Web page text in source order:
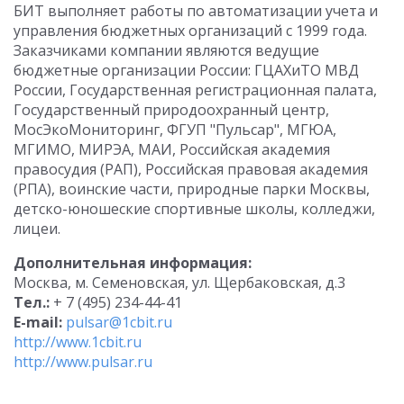
БИТ выполняет работы по автоматизации учета и
управления бюджетных организаций с 1999 года.
Заказчиками компании являются ведущие
бюджетные организации России: ГЦАХиТО МВД
России, Государственная регистрационная палата,
Государственный природоохранный центр,
МосЭкоМониторинг, ФГУП "Пульсар", МГЮА,
МГИМО, МИРЭА, МАИ, Российская академия
правосудия (РАП), Российская правовая академия
(РПА), воинские части, природные парки Москвы,
детско-юношеские спортивные школы, колледжи,
лицеи.
Дополнительная информация:
Москва, м. Семеновская, ул. Щербаковская, д.3
Тел.: + 7 (495) 234-44-41
E-mail: pulsar@1cbit.ru
http://www.1cbit.ru
http://www.pulsar.ru